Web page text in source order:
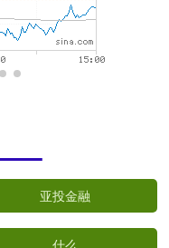
亚投金融